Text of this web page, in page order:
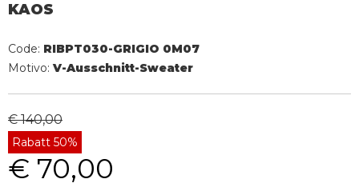
KAOS
Code: RIBPT030-GRIGIO 0M07
Motivo: V-Ausschnitt-Sweater
€ 140,00
Rabatt 50%
€ 70,00